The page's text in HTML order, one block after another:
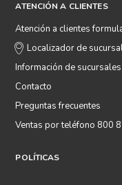
ATENCIÓN A CLIENTES
Atención a clientes
Localizador de
Información de sucursales
Contacto
Preguntas frecuentes
Ventas por teléfono 800
POLÍTICAS